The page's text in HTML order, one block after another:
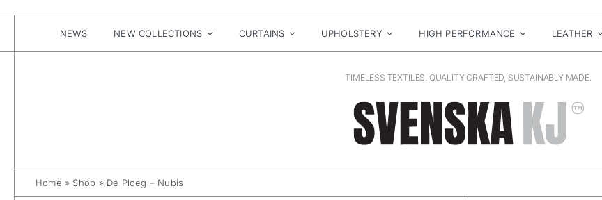
NEWS NEW COLLECTIONS CURTAINS UPHOLSTERY HIGH PERFORMANCE LEATHER
TIMELESS TEXTILES. QUALITY CRAFTED, SUSTAINABLY MADE.
Home » Shop » De Ploeg – Nubis